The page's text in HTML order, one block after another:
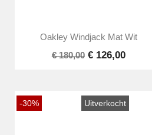
Snel bekijken
Oakley Windjack Mat Wit
€ 180,00 € 126,00
-30% Uitverkocht